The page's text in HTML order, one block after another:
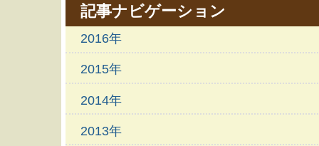
記事ナビゲーション
2016年
2015年
2014年
2013年